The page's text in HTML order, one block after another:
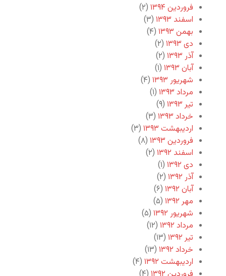
فروردین ۱۳۹۴
(۲)
اسفند ۱۳۹۳
(۳)
بهمن ۱۳۹۳
(۴)
دی ۱۳۹۳
(۲)
آذر ۱۳۹۳
(۲)
آبان ۱۳۹۳
(۱)
شهریور ۱۳۹۳
(۴)
مرداد ۱۳۹۳
(۱)
تیر ۱۳۹۳
(۹)
خرداد ۱۳۹۳
(۳)
اردیبهشت ۱۳۹۳
(۳)
فروردین ۱۳۹۳
(۸)
اسفند ۱۳۹۲
(۲)
دی ۱۳۹۲
(۱)
آذر ۱۳۹۲
(۲)
آبان ۱۳۹۲
(۶)
مهر ۱۳۹۲
(۵)
شهریور ۱۳۹۲
(۵)
مرداد ۱۳۹۲
(۱۲)
تیر ۱۳۹۲
(۱۳)
خرداد ۱۳۹۲
(۱۳)
اردیبهشت ۱۳۹۲
(۴)